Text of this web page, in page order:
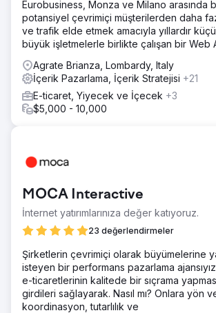
Eurobusiness, Monza ve Milano arasında
potansiyel çevrimiçi müşterilerden daha
ve trafik elde etmek amacıyla yıllardır
büyük işletmelerle birlikte çalışan bir Web
Agrate Brianza, Lombardy, Italy
İçerik Pazarlama, İçerik Stratejisi +21
E-ticaret, Yiyecek ve İçecek +3
$5,000 - 10,000
MOCA Interactive
İnternet yatırımlarınıza değer katıyoruz.
23 değerlendirmeler
Şirketlerin çevrimiçi olarak büyümelerine
isteyen bir performans pazarlama
e-ticaretlerinin kalitede bir sıçrama
girdileri sağlayarak. Nasıl mı? Onlara yön
koordinasyon, tutarlılık ve